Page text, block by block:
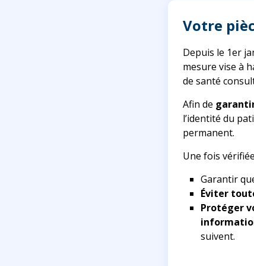
Votre
Depuis le 1er
mesure vise à
de santé
Afin de
l’identité du
permanent.
Une fois
Garantir
Éviter
Protéger
suivent.